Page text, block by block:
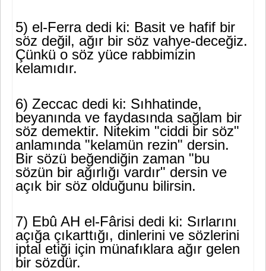
5) el-Ferra dedi ki: Basit ve hafif bir
söz değil, ağır bir söz vahye-deceğiz.
Çünkü o söz yüce rabbimizin
kelamıdır.
6) Zeccac dedi ki: Sıhhatinde,
beyanında ve faydasında sağlam bir
söz demektir. Nitekim "ciddi bir söz"
anlamında "kelamün rezin" der­sin.
Bir sözü beğendiğin zaman "bu
sözün bir ağırlığı vardır" dersin ve
açık bir söz olduğunu bilirsin.
7) Ebû AH el-Fârisi dedi ki: Sırlarını
açığa çıkarttığı, dinlerini ve sözlerini
iptal etiği için münafıklara ağır gelen
bir sözdür.